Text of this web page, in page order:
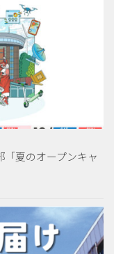
「夏のオープンキャ